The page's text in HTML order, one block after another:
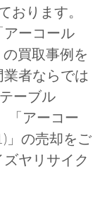
おります。
アーコール
の買取事例を
者ならでは
ーブル
「アーコー
」の売却をご
ヤリサイク